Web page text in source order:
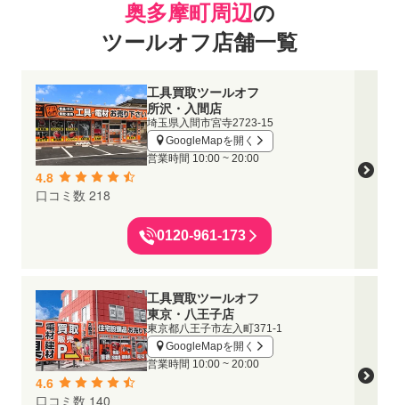
奥多摩町周辺の
ツールオフ店舗一覧
工具買取ツールオフ
所沢・入間店
埼玉県入間市宮寺2723-15
GoogleMapを開く
営業時間 10:00 ~ 20:00
4.8
口コミ数 218
0120-961-173
工具買取ツールオフ
東京・八王子店
東京都八王子市左入町371-1
GoogleMapを開く
営業時間 10:00 ~ 20:00
4.6
口コミ数 140